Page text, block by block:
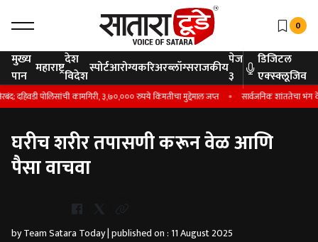
0
मुख्य
पान महाराष्ट्रदेश
विदेशस्पोर्टआरोग्यकरिअरब्लॉग्सराजकीयपेज
३
डिजिटल
एक्स्क्लूजिव
पोलिसांची कामगिरी, ३,७०,००० रुपये किंमतीचा मुद्देमाल जप्त सार्वजनिक शांततेचा भंग
घरीच शरीर तपासणी करून वेळ आणि
पैसा वाचवा
by Team Satara Today | published on : 11 August 2025